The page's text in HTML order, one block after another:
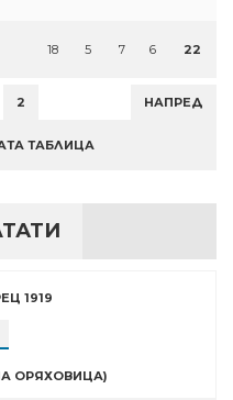
18 5 7 6 22
2 НАПРЕД
ТАБЛИЦА
1919
ОРЯХОВИЦА)